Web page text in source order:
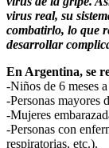
virus real, su
combatirlo, lo que
desarrollar
En Argentina, se
-Niños de 6 meses
-Personas mayores
-Mujeres
-Personas con
respiratorias, etc.).